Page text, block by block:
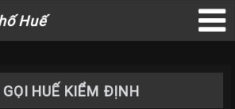
Huế
GỌI HUẾ KIỂM ĐỊNH